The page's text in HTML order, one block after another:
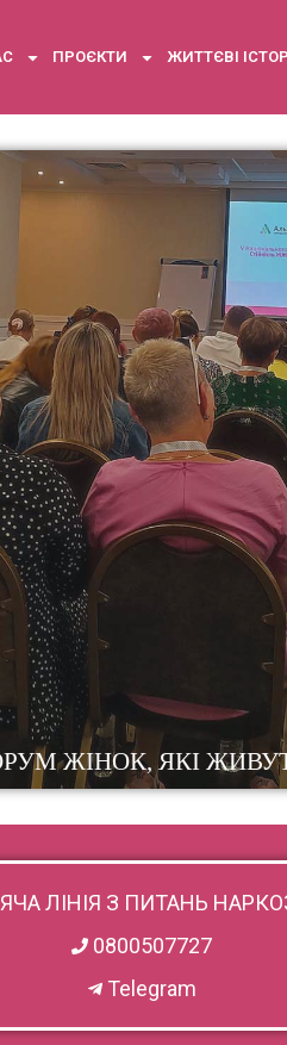
ПРОЄКТИ ЖИТТЄВІ
ЮРИСТКИ ГОТОВІ
ЛІНІЯ З ПИТАНЬ
0800507727
Telegram